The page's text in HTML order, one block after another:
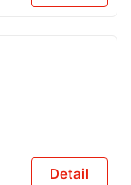
Detail